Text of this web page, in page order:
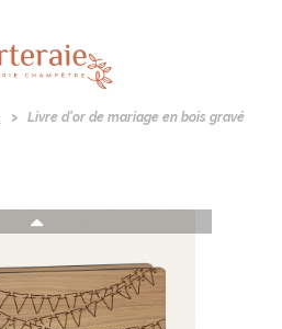
>
Livre d'or de mariage en bois gravé